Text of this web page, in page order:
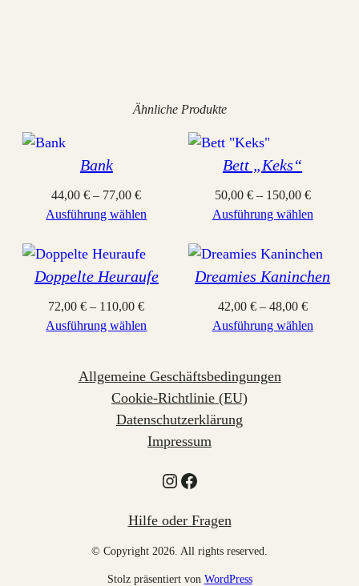
Ähnliche Produkte
Bank
44,00€ – 77,00€
Ausführung wählen
Bett „Keks“
50,00 €– 150,00 €
Ausführung wählen
Doppelte Heuraufe
72,00€ – 110,00€
Ausführung wählen
Dreamies Kaninchen
42,00 €– 48,00 €
Ausführung wählen
Allgemeine Geschäftsbedingungen
Cookie-Richtlinie (EU)
Datenschutzerklärung
Impressum
Instagram Facebook
Hilfe oder Fragen
© Copyright 2026. All rights reserved.
Stolz präsentiert von WordPress